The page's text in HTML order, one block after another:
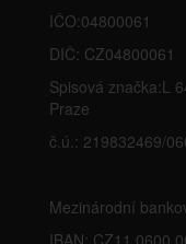
IČO:04800061
DIČ: CZ04800061
Spisová značka:L
Praze
č.ú.: 219832469/
Mezinárodní
IBAN: CZ11 0600